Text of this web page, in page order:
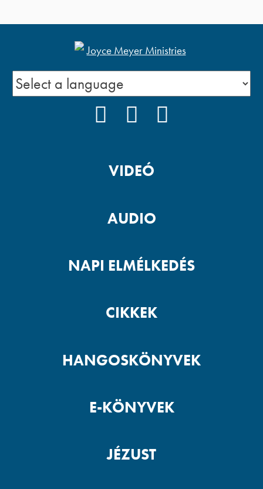
VIDEÓ
AUDIO
NAPI ELMÉLKEDÉS
CIKKEK
HANGOSKÖNYVEK
E-KÖNYVEK
JÉZUST